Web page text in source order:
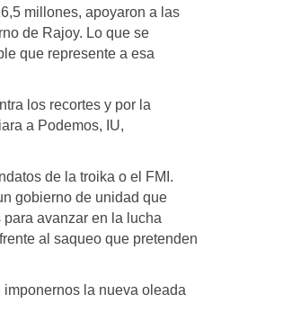
millones, apoyaron a las
de Rajoy. Lo que se
que represente a esa
los recortes y por la
a Podemos, IU,
de la troika o el FMI.
gobierno de unidad que
avanzar en la lucha
al saqueo que pretenden
la nueva oleada